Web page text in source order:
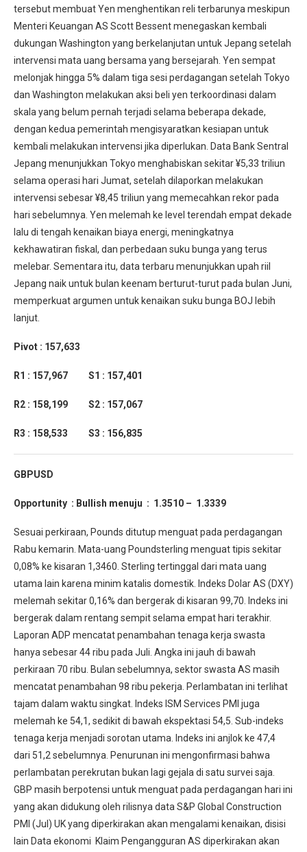
tersebut membuat Yen menghentikan reli terbarunya meskipun
Menteri Keuangan AS Scott Bessent menegaskan kembali
dukungan Washington yang berkelanjutan untuk Jepang setelah
intervensi mata uang bersama yang bersejarah. Yen sempat
melonjak hingga 5% dalam tiga sesi perdagangan setelah Tokyo
dan Washington melakukan aksi beli yen terkoordinasi dalam
skala yang belum pernah terjadi selama beberapa dekade,
dengan kedua pemerintah mengisyaratkan kesiapan untuk
kembali melakukan intervensi jika diperlukan. Data Bank Sentral
Jepang menunjukkan Tokyo menghabiskan sekitar ¥5,33 triliun
selama operasi hari Jumat, setelah dilaporkan melakukan
intervensi sebesar ¥8,45 triliun yang memecahkan rekor pada
hari sebelumnya. Yen melemah ke level terendah empat dekade
lalu di tengah kenaikan biaya energi, meningkatnya
kekhawatiran fiskal, dan perbedaan suku bunga yang terus
melebar. Sementara itu, data terbaru menunjukkan upah riil
Jepang naik untuk bulan keenam berturut-turut pada bulan Juni,
memperkuat argumen untuk kenaikan suku bunga BOJ lebih
lanjut.
Pivot : 157,633
R1 : 157,967 S1 : 157,401
R2 : 158,199 S2 : 157,067
R3 : 158,533 S3 : 156,835
GBPUSD
Opportunity : Bullish menuju : 1.3510 – 1.3339
Sesuai perkiraan, Pounds ditutup menguat pada perdagangan
Rabu kemarin. Mata-uang Poundsterling menguat tipis sekitar
0,08% ke kisaran 1,3460. Sterling tertinggal dari mata uang
utama lain karena minim katalis domestik. Indeks Dolar AS (DXY)
melemah sekitar 0,16% dan bergerak di kisaran 99,70. Indeks ini
bergerak dalam rentang sempit selama empat hari terakhir.
Laporan ADP mencatat penambahan tenaga kerja swasta
hanya sebesar 44 ribu pada Juli. Angka ini jauh di bawah
perkiraan 70 ribu. Bulan sebelumnya, sektor swasta AS masih
mencatat penambahan 98 ribu pekerja. Perlambatan ini terlihat
tajam dalam waktu singkat. Indeks ISM Services PMI juga
melemah ke 54,1, sedikit di bawah ekspektasi 54,5. Sub-indeks
tenaga kerja menjadi sorotan utama. Indeks ini anjlok ke 47,4
dari 51,2 sebelumnya. Penurunan ini mengonfirmasi bahwa
perlambatan perekrutan bukan lagi gejala di satu survei saja.
GBP masih berpotensi untuk menguat pada perdagangan hari ini
yang akan didukung oleh rilisnya data S&P Global Construction
PMI (Jul) UK yang diperkirakan akan mengalami kenaikan, disisi
lain Data ekonomi Klaim Pengangguran AS diperkirakan akan